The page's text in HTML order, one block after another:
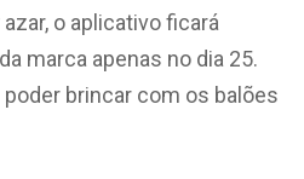
o aplicativo ficará
marca apenas no dia 25.
poder brincar com os balões